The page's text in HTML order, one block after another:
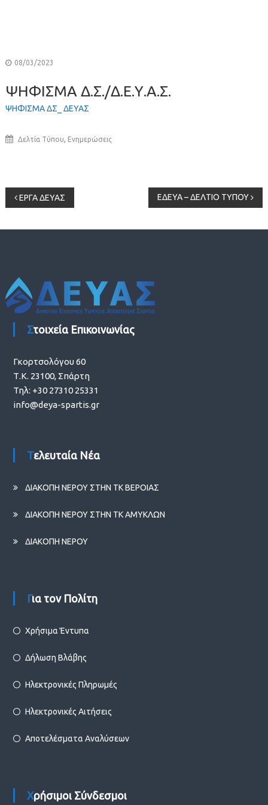
08/03/2023
ΨΗΦΙΣΜΑ Δ.Σ./Δ.Ε.Υ.Α.Σ.
ΨΗΦΙΣΜΑ ΔΣ_ ΔΕΥΑΣ
Δελτία Τύπου, Ενημερώσεις
Πλοήγηση
άρθρων
ΕΡΓΑ ΔΕΥΑΣ ΕΔΕΥΑ – ΔΕΛΤΙΟ ΤΥΠΟΥ
Στοιχεία Επικοινωνίας
Γκορτσολόγου 60
Τ.Κ. 23100, Σπάρτη
Τηλ: +30 27310 25331
info@deya-spartis.gr
Τελευταία Νέα
ΔΙΑΚΟΠΗ ΝΕΡΟΥ ΣΤΗΝ ΤΚ ΒΕΡΟΙΑΣ
ΔΙΑΚΟΠΗ ΝΕΡΟΥ ΣΤΗΝ ΤΚ ΑΜΥΚΛΩΝ
ΔΙΑΚΟΠΗ ΝΕΡΟΥ
Για τον Πολίτη
Χρήσιμα Έντυπα
Δήλωση Βλάβης
Ηλεκτρονικές Πληρωμές
Ηλεκτρονικές Αιτήσεις
Αποτελέσματα Αναλύσεων
Χρήσιμοι Σύνδεσμοι